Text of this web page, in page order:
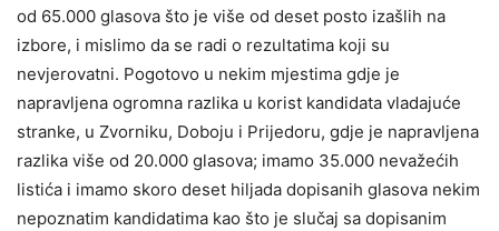
od 65.000 glasova što je više od deset posto izašlih na
izbore, i mislimo da se radi o rezultatima koji su
nevjerovatni. Pogotovo u nekim mjestima gdje je
napravljena ogromna razlika u korist kandidata vladajuće
stranke, u Zvorniku, Doboju i Prijedoru, gdje je napravljena
razlika više od 20.000 glasova; imamo 35.000 nevažećih
listića i imamo skoro deset hiljada dopisanih glasova nekim
nepoznatim kandidatima kao što je slučaj sa dopisanim